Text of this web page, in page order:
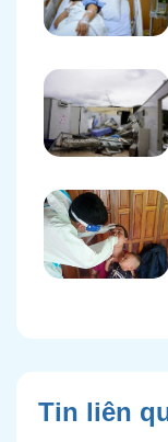
Tin liên